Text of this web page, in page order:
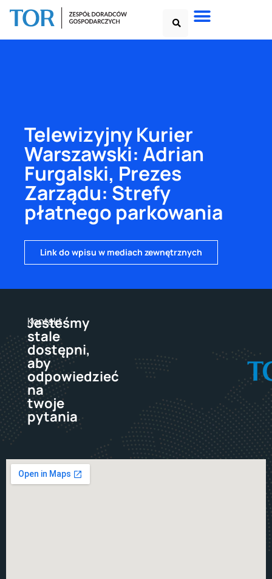
Telewizyjny Kurier
Warszawski: Adrian
Furgalski, Prezes
Zarządu: Strefy
płatnego parkowania
Link do wpisu w mediach zewnętrznych
Kontakt
Jesteśmy
stale
dostępni,
aby
odpowiedzieć
na
twoje
pytania